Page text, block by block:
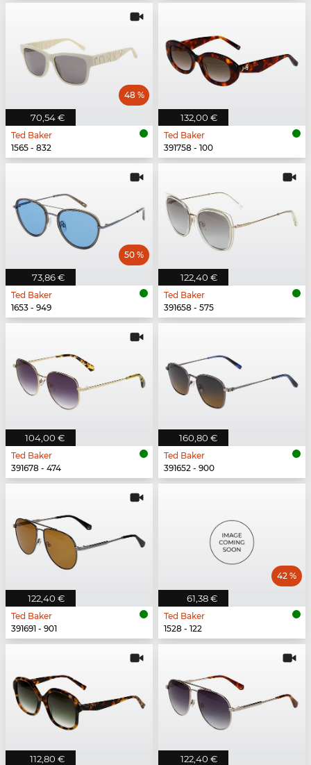
70,54 €
48 %
Ted Baker
1565 - 832
132,00 €
Ted Baker
391758 - 100
73,86 €
50 %
Ted Baker
1653 - 949
122,40 €
Ted Baker
391658 - 575
104,00 €
Ted Baker
391678 - 474
160,80 €
Ted Baker
391652 - 900
122,40 €
Ted Baker
391691 - 901
61,38 €
42 %
Ted Baker
1528 - 122
112,80 € 122,40 €